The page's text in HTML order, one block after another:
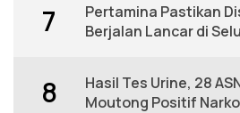
7
Pertamina Pastikan
Berjalan Lancar di
8
Hasil Tes Urine, 28
Moutong Positif